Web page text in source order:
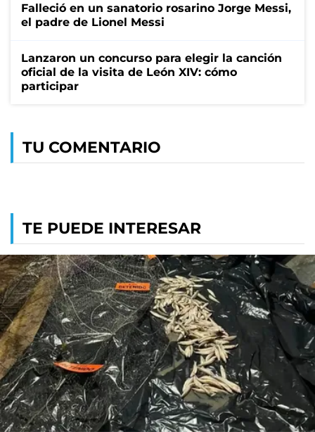
Falleció en un sanatorio rosarino Jorge Messi,
el padre de Lionel Messi
Lanzaron un concurso para elegir la canción
oficial de la visita de León XIV: cómo
participar
TU COMENTARIO
TE PUEDE INTERESAR